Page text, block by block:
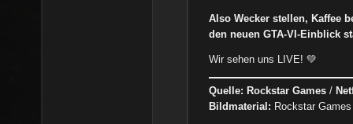
Also Wecker stellen, Kaffee
den neuen GTA-VI-Einblick
Wir sehen uns LIVE! 💚
Quelle: Rockstar Games /
Bildmaterial: Rockstar Games